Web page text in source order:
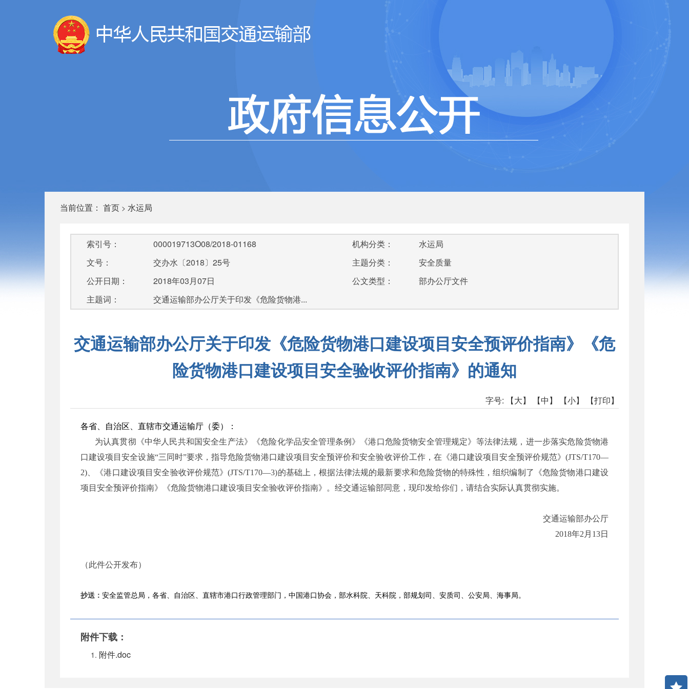
当前位置： 首页 > 水运局
索引号：
000019713O08/2018-01168
文号：
交办水〔2018〕25号
公开日期：
2018年03月07日
主题词：
交通运输部办公厅关于印发《危险货物港...
机构分类：
水运局
主题分类：
安全质量
公文类型：
部办公厅文件
交通运输部办公厅关于印发《危险货物港口建设项目安全预评价指南》《危
险货物港口建设项目安全验收评价指南》的通知
字号: 【大】 【中】 【小】 【打印】
各省、自治区、直辖市交通运输厅（委）：
为认真贯彻《中华人民共和国安全生产法》《危险化学品安全管理条例》《港口危险货物安全管理规定》等法律法规，进一步落实危险货物港
口建设项目安全设施“三同时”要求，指导危险货物港口建设项目安全预评价和安全验收评价工作，在《港口建设项目安全预评价规范》 (JTS/T170—
2) 、《港口建设项目安全验收评价规范》(JTS/T170—3)的基础上，根据法律法规的最新要求和危险货物的特殊性，组织编制了《危险货物港口建设
项目安全预评价指南》《危险货物港口建设项目安全验收评价指南》。经交通运输部同意，现印发给你们，请结合实际认真贯彻实施。
交通运输部办公厅
2018年2 月 13日
（此件公开发布）
抄送： 安全监管总局，各省、自治区、直辖市港口行政管理部门，中国港口协会，部水科院、天科院，部规划司、安质司、公安局、海事局。
附件下载：
附件.doc